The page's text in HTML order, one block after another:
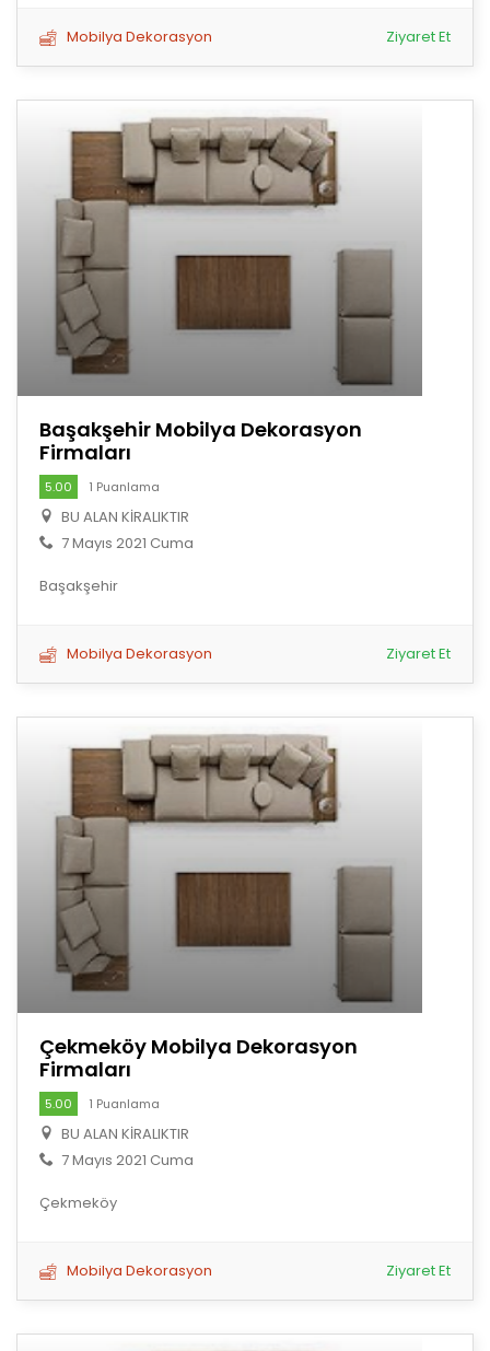
Mobilya Dekorasyon Ziyaret Et
Başakşehir Mobilya Dekorasyon
Firmaları
5.00 1 Puanlama
BU ALAN KİRALIKTIR
7 Mayıs 2021 Cuma
Başakşehir
Mobilya Dekorasyon Ziyaret Et
Çekmeköy Mobilya Dekorasyon
Firmaları
5.00 1 Puanlama
BU ALAN KİRALIKTIR
7 Mayıs 2021 Cuma
Çekmeköy
Mobilya Dekorasyon Ziyaret Et